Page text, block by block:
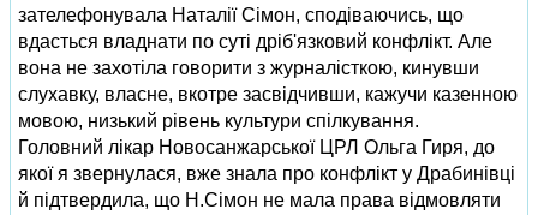
зателефонувала Наталії Сімон, сподіваючись, що
вдасться владнати по суті дріб'язковий конфлікт. Але
вона не захотіла говорити з журналісткою, кинувши
слухавку, власне, вкотре засвідчивши, кажучи казенною
мовою, низький рівень культури спілкування.
Головний лікар Новосанжарської ЦРЛ Ольга Гиря, до
якої я звернулася, вже знала про конфлікт у Драбинівці
й підтвердила, що Н.Сімон не мала права відмовляти